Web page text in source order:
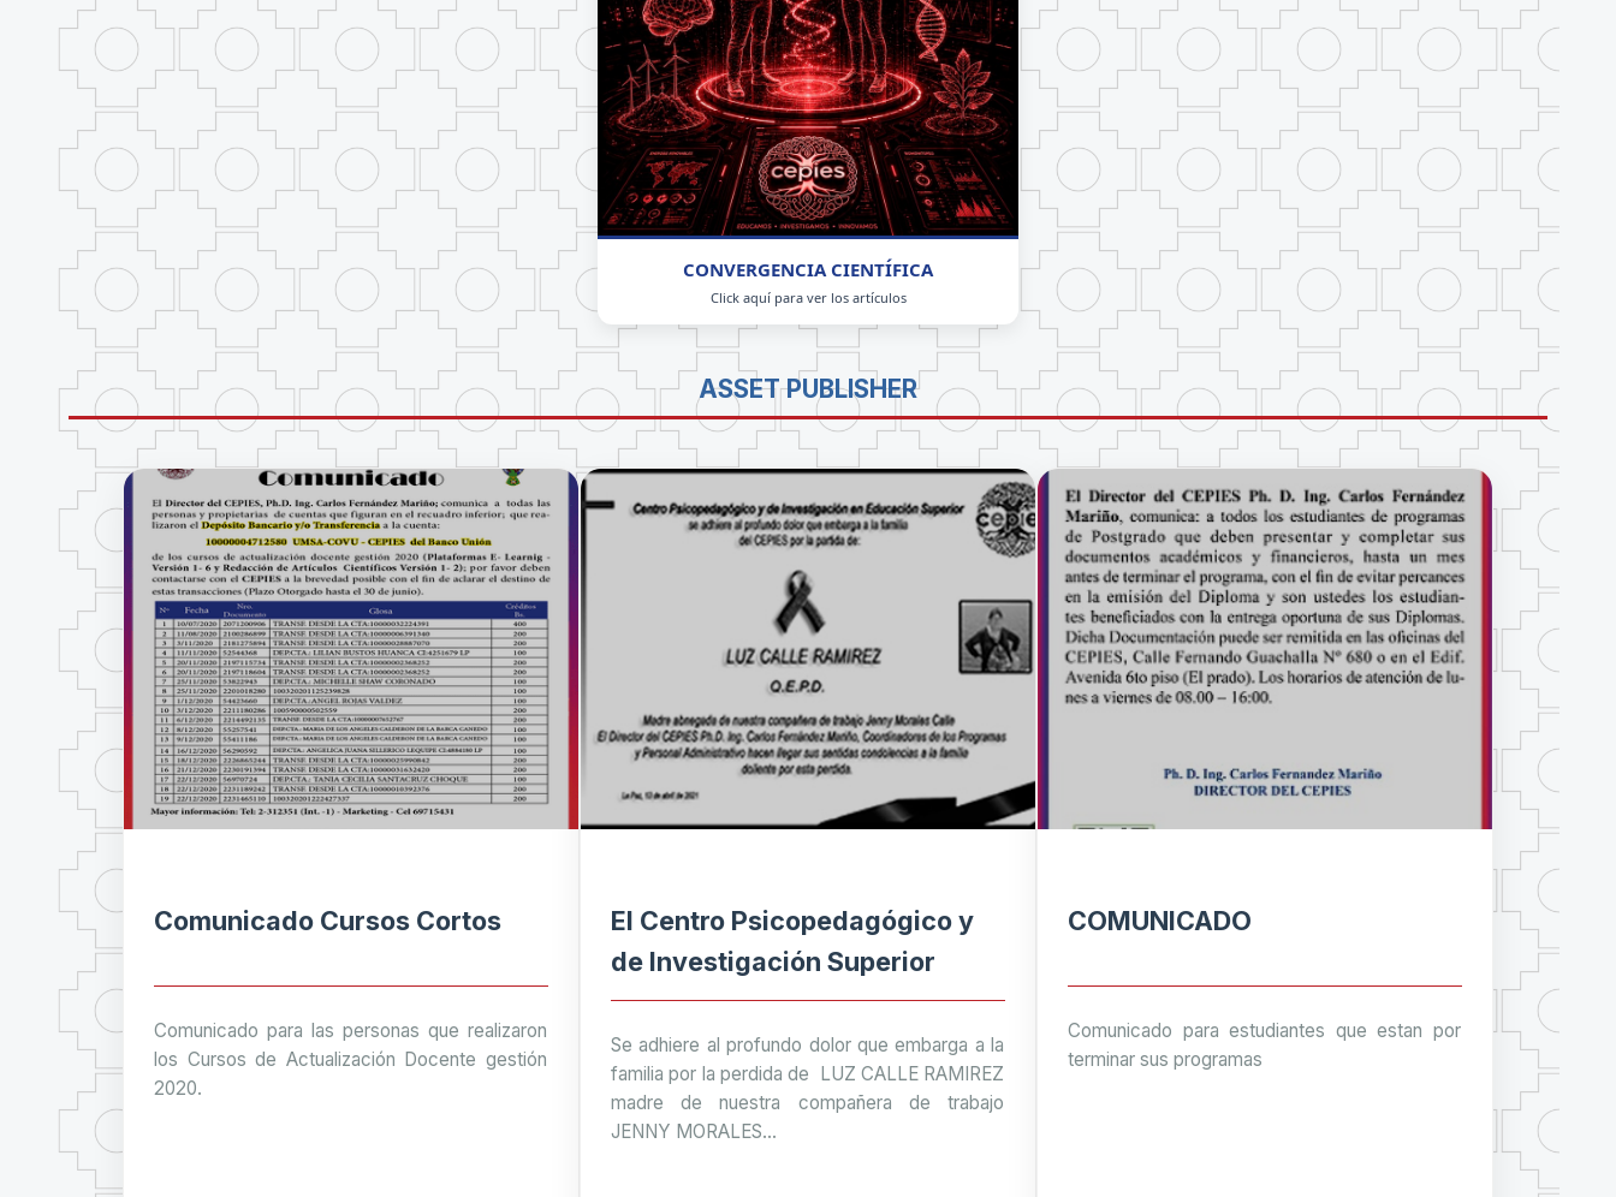
CONVERGENCIA CIENTÍFICA
Click aquí para ver los artículos
ASSET PUBLISHER
Comunicado Cursos Cortos
Comunicado para las personas que realizaron
los Cursos de Actualización Docente gestión
2020.
El Centro Psicopedagógico y
de Investigación Superior
Se adhiere al profundo dolor que embarga a la
familia por la perdida de LUZ CALLE RAMIREZ
madre de nuestra compañera de trabajo
JENNY MORALES...
COMUNICADO
Comunicado para estudiantes que estan por
terminar sus programas